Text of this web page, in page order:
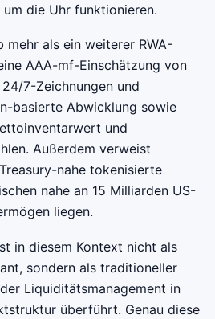
die Uhr funktionieren.
mehr als ein weiterer RWA-
AAA-mf-Einschätzung von
7-Zeichnungen und
basierte Abwicklung sowie
und
Außerdem verweist
nahe tokenisierte
nahe an 15 Milliarden US-
liegen.
in diesem Kontext nicht als
sondern als traditioneller
Liquiditätsmanagement in
überführt. Genau diese